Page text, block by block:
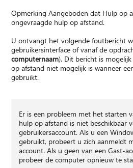
Opmerking Aangeboden dat Hulp op
ongevraagde hulp op afstand.
U ontvangt het volgende foutbericht
gebruikersinterface of vanaf de
computernaam). Dit bericht is
op afstand niet mogelijk is wanneer
gebruikt.
Er is een probleem met het starten
hulp op afstand is niet beschikbaar
gebruikersaccount. Als u een
gebruikt, probeert u zich aanmeldt
account. Als u geen van een Gast-
probeer de computer opnieuw te